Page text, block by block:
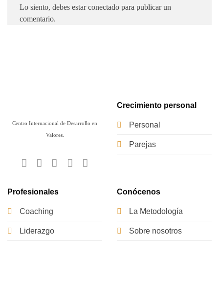
Lo siento, debes estarconectado para publicar un
comentario.
Centro Internacional de Desarrollo en
Valores.
Crecimiento personal
Personal
Parejas
Profesionales
Coaching
Liderazgo
Conócenos
La Metodología
Sobre nosotros